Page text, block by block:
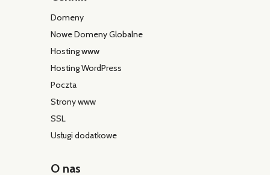
Domeny
Nowe Domeny Globalne
Hosting www
Hosting WordPress
Poczta
Strony www
SSL
Usługi dodatkowe
O nas